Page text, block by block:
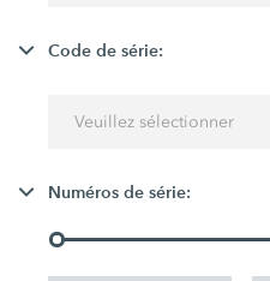
Code de série:
Veuillez sélectionner
Numéros de série: